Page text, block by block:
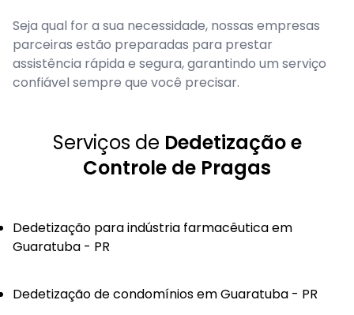
Seja qual for a sua necessidade, nossas empresas
parceiras estão preparadas para prestar
assistência rápida e segura, garantindo um serviço
confiável sempre que você precisar.
Serviços de Dedetização e
Controle de Pragas
Dedetização para indústria farmacêutica em
Guaratuba - PR
Dedetização de condomínios em Guaratuba - PR